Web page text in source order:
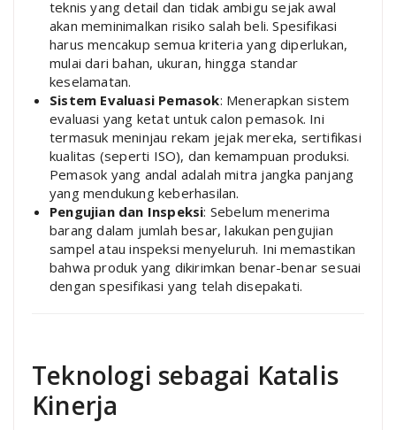
teknis yang detail dan tidak ambigu sejak awal
akan meminimalkan risiko salah beli. Spesifikasi
harus mencakup semua kriteria yang diperlukan,
mulai dari bahan, ukuran, hingga standar
keselamatan.
Sistem Evaluasi Pemasok: Menerapkan sistem
evaluasi yang ketat untuk calon pemasok. Ini
termasuk meninjau rekam jejak mereka, sertifikasi
kualitas (seperti ISO), dan kemampuan produksi.
Pemasok yang andal adalah mitra jangka panjang
yang mendukung keberhasilan.
Pengujian dan Inspeksi: Sebelum menerima
barang dalam jumlah besar, lakukan pengujian
sampel atau inspeksi menyeluruh. Ini memastikan
bahwa produk yang dikirimkan benar-benar sesuai
dengan spesifikasi yang telah disepakati.
Teknologi sebagai Katalis
Kinerja